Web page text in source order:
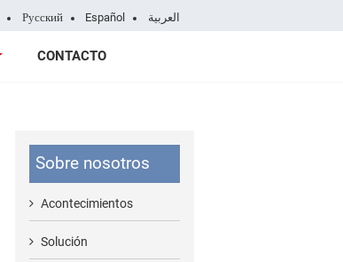
Русский Español العربية
CONTACTO
Sobre nosotros
Acontecimientos
Solución